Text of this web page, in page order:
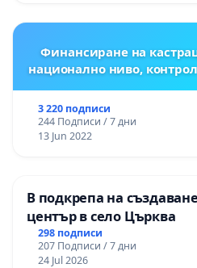
Финансиране на
национално ниво,
3 220 подписи
244 Подписи / 7 дни
13 Jun 2022
В подкрепа на
център в село Църква
298 подписи
207 Подписи / 7 дни
24 Jul 2026